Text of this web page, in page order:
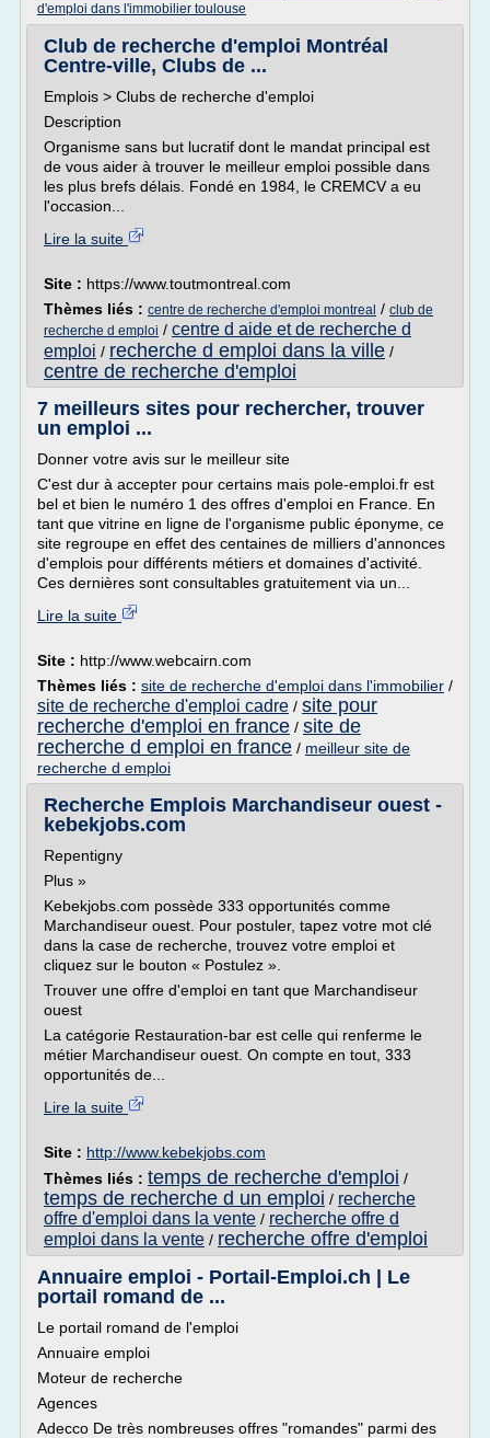
d'emploi dans l'immobilier toulouse
Club de recherche d'emploi Montréal
Centre-ville, Clubs de ...
Emplois > Clubs de recherche d'emploi
Description
Organisme sans but lucratif dont le mandat principal est
de vous aider à trouver le meilleur emploi possible dans
les plus brefs délais. Fondé en 1984, le CREMCV a eu
l'occasion...
Lire la suite
Site : https://www.toutmontreal.com
Thèmes liés : centre de recherche d'emploi montreal / club de
recherche d emploi / centre d aide et de recherche d
emploi / recherche d emploi dans la ville /
centre de recherche d'emploi
7 meilleurs sites pour rechercher, trouver
un emploi ...
Donner votre avis sur le meilleur site
C'est dur à accepter pour certains mais pole-emploi.fr est
bel et bien le numéro 1 des offres d'emploi en France. En
tant que vitrine en ligne de l'organisme public éponyme, ce
site regroupe en effet des centaines de milliers d'annonces
d'emplois pour différents métiers et domaines d'activité.
Ces dernières sont consultables gratuitement via un...
Lire la suite
Site : http://www.webcairn.com
Thèmes liés : site de recherche d'emploi dans l'immobilier /
site de recherche d'emploi cadre / site pour
recherche d'emploi en france / site de
recherche d emploi en france / meilleur site de
recherche d emploi
Recherche Emplois Marchandiseur ouest -
kebekjobs.com
Repentigny
Plus »
Kebekjobs.com possède 333 opportunités comme
Marchandiseur ouest. Pour postuler, tapez votre mot clé
dans la case de recherche, trouvez votre emploi et
cliquez sur le bouton « Postulez ».
Trouver une offre d'emploi en tant que Marchandiseur
ouest
La catégorie Restauration-bar est celle qui renferme le
métier Marchandiseur ouest. On compte en tout, 333
opportunités de...
Lire la suite
Site : http://www.kebekjobs.com
Thèmes liés : temps de recherche d'emploi /
temps de recherche d un emploi / recherche
offre d'emploi dans la vente / recherche offre d
emploi dans la vente / recherche offre d'emploi
Annuaire emploi - Portail-Emploi.ch | Le
portail romand de ...
Le portail romand de l'emploi
Annuaire emploi
Moteur de recherche
Agences
Adecco De très nombreuses offres "romandes" parmi des